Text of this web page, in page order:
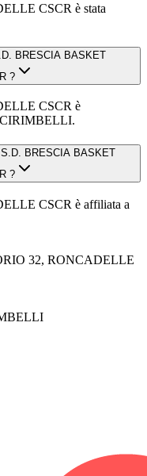
CSCR è stata
BRESCIA BASKET
?
CSCR è
CIRIMBELLI.
BRESCIA BASKET
?
CSCR è affiliata a
32, RONCADELLE